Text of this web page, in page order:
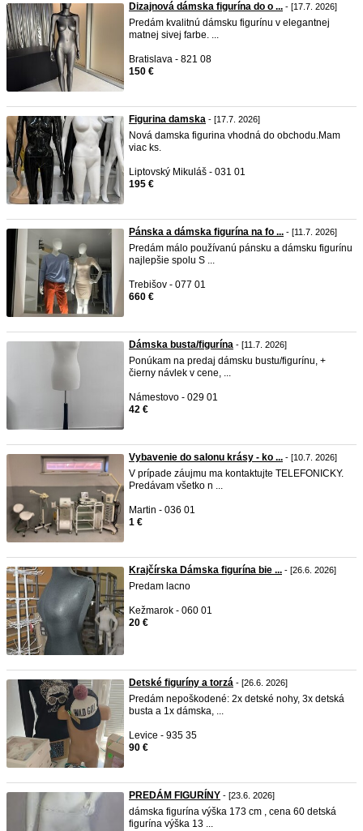
Dizajnová dámska figurína do o ... - [17.7. 2026]
Predám kvalitnú dámsku figurínu v elegantnej
matnej sivej farbe. ...
Bratislava - 821 08
150 €
Figurina damska - [17.7. 2026]
Nová damska figurina vhodná do obchodu.Mam
viac ks.
Liptovský Mikuláš - 031 01
195 €
Pánska a dámska figurína na fo ... - [11.7. 2026]
Predám málo používanú pánsku a dámsku figurínu
najlepšie spolu S ...
Trebišov - 077 01
660 €
Dámska busta/figurína - [11.7. 2026]
Ponúkam na predaj dámsku bustu/figurínu, +
čierny návlek v cene, ...
Námestovo - 029 01
42 €
Vybavenie do salonu krásy - ko ... - [10.7. 2026]
V prípade záujmu ma kontaktujte TELEFONICKY.
Predávam všetko n ...
Martin - 036 01
1 €
Krajčírska Dámska figurína bie ... - [26.6. 2026]
Predam lacno
Kežmarok - 060 01
20 €
Detské figuríny a torzá - [26.6. 2026]
Predám nepoškodené: 2x detské nohy, 3x detská
busta a 1x dámska, ...
Levice - 935 35
90 €
PREDÁM FIGURÍNY - [23.6. 2026]
dámska figurína výška 173 cm , cena 60 detská
figurína výška 13 ...